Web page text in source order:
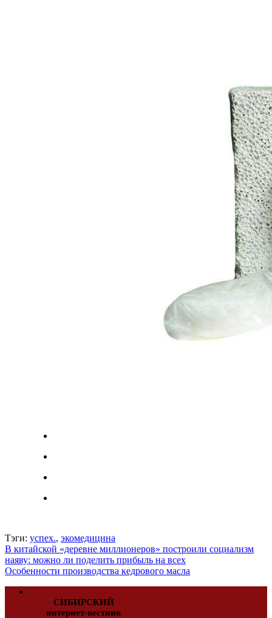
Тэги: успех., экомедицина
В китайской «деревне миллионеров» построили социализм
наяву: можно ли поделить прибыль на всех
Особенности производства кедрового масла
СИБИРСКИЙ
интернет-вестник